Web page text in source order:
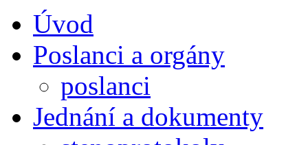
Úvod
Poslanci a orgány
poslanci
Jednání a dokumenty